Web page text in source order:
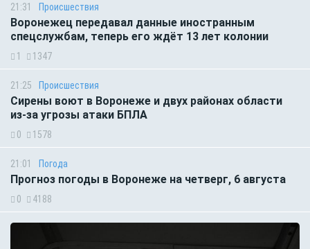
21:31 Происшествия
Воронежец передавал данные иностранным
спецслужбам, теперь его ждёт 13 лет колонии
1 1347
21:25 Происшествия
Сирены воют в Воронеже и двух районах области
из-за угрозы атаки БПЛА
0 1578
21:01 Погода
Прогноз погоды в Воронеже на четверг, 6 августа
0 4188